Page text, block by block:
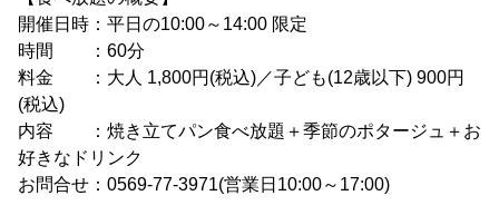
開催日時：平日の10:00～14:00 限定
時間 ：60分
料金 ：大人 1,800円(税込)／子ども(12歳以下) 900円
(税込)
内容 ：焼き立てパン食べ放題＋季節のポタージュ＋お
好きなドリンク
お問合せ：0569-77-3971(営業日10:00～17:00)